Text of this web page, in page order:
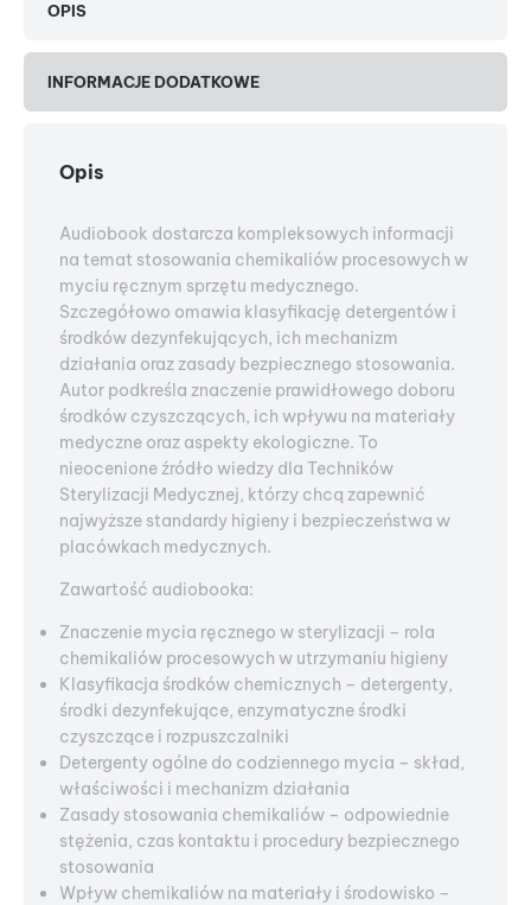
OPIS
INFORMACJE DODATKOWE
Opis
Audiobook dostarcza kompleksowych informacji
na temat stosowania chemikaliów procesowych w
myciu ręcznym sprzętu medycznego.
Szczegółowo omawia klasyfikację detergentów i
środków dezynfekujących, ich mechanizm
działania oraz zasady bezpiecznego stosowania.
Autor podkreśla znaczenie prawidłowego doboru
środków czyszczących, ich wpływu na materiały
medyczne oraz aspekty ekologiczne. To
nieocenione źródło wiedzy dla Techników
Sterylizacji Medycznej, którzy chcą zapewnić
najwyższe standardy higieny i bezpieczeństwa w
placówkach medycznych.
Zawartość audiobooka:
Znaczenie mycia ręcznego w sterylizacji – rola
chemikaliów procesowych w utrzymaniu higieny
Klasyfikacja środków chemicznych – detergenty,
środki dezynfekujące, enzymatyczne środki
czyszczące i rozpuszczalniki
Detergenty ogólne do codziennego mycia – skład,
właściwości i mechanizm działania
Zasady stosowania chemikaliów – odpowiednie
stężenia, czas kontaktu i procedury bezpiecznego
stosowania
Wpływ chemikaliów na materiały i środowisko –